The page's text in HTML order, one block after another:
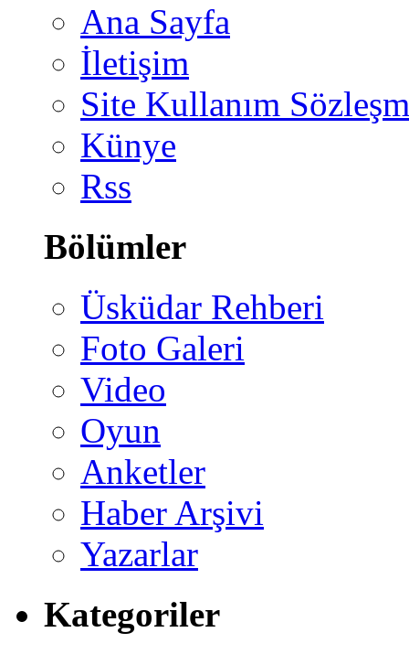
Ana Sayfa
İletişim
Site Kullanım
Künye
Rss
Bölümler
Üsküdar Rehberi
Foto Galeri
Video
Oyun
Anketler
Haber Arşivi
Yazarlar
Kategoriler